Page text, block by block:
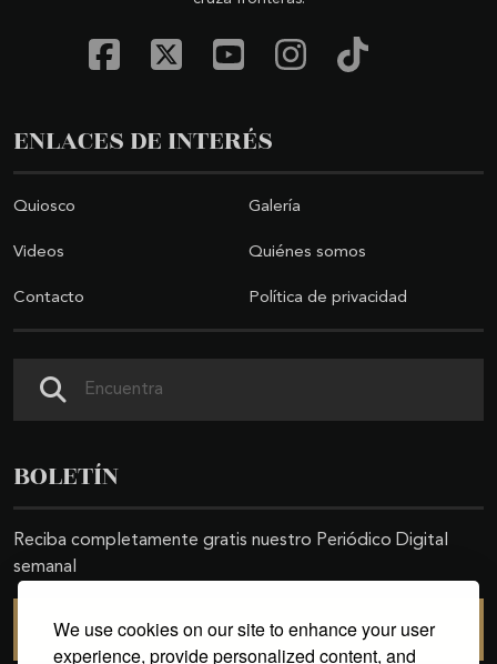
We use cookies on our site to enhance your user
experience, provide personalized content, and
ENLACES DE INTERÉS
Quiosco Galería
Videos Quiénes somos
Contacto Política de privacidad
BOLETÍN
Reciba completamente gratis nuestro Periódico Digital
semanal
SUSCRIBIRSE